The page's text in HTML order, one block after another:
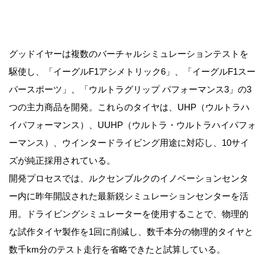
グッドイヤーは複数のバーチャルシミュレーションテストを
駆使し、「イーグルF1アシメトリック6」、「イーグルF1スー
パースポーツ」、「ウルトラグリップ パフォーマンス3」の3
つの主力商品を開発。これらのタイヤは、UHP（ウルトラハ
イパフォーマンス）、UUHP（ウルトラ・ウルトラハイパフォ
ーマンス）、ウインタードライビング用途に対応し、10サイ
ズが純正採用されている。
開発プロセスでは、ルクセンブルクのイノベーションセンタ
ー内に昨年開設された最新鋭シミュレーションセンターを活
用。ドライビングシミュレーターを使用することで、物理的
な試作タイヤ製作を1回に削減し、数千本分の物理的タイヤと
数千km分のテスト走行を省略できたと試算している。